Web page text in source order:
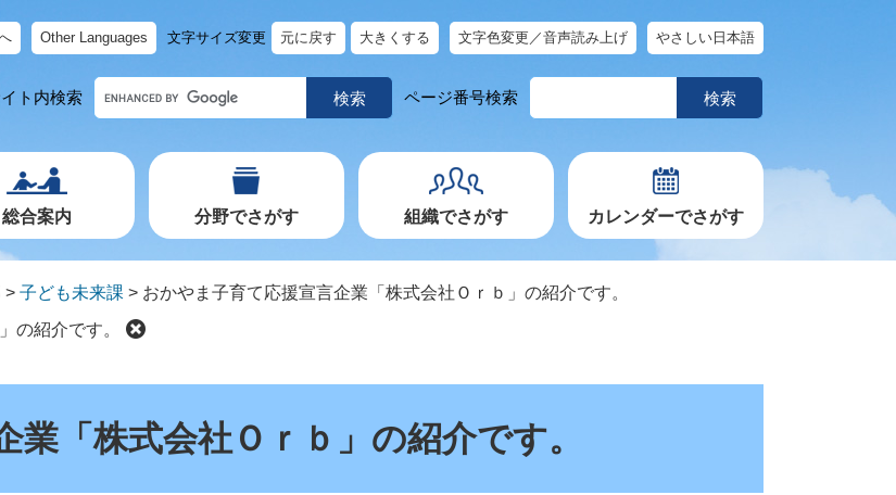
Other Languages 文字サイズ変更 元に戻す 大きくする 文字色変更／音声読み上げ やさしい日本語
ト内検索
キ
ー
ワ
ド
ページ番号検索
ペ
ジ
号
総合案内 分野でさがす 組織でさがす カレンダーでさがす
> 子ども未来課 > おかやま子育て応援宣言企業「株式会社Ｏｒｂ」の紹介です。
の紹介です。
「株式会社Ｏｒｂ」の紹介です。